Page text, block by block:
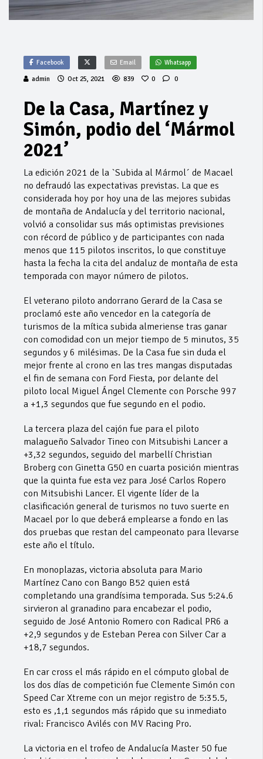
Facebook Email Whatsapp
admin Oct 25, 2021 839 0 0
De la Casa, Martínez y
Simón, podio del ‘Mármol
2021’
La edición 2021 de la `Subida al Mármol´ de Macael
no defraudó las expectativas previstas. La que es
considerada hoy por hoy una de las mejores subidas
de montaña de Andalucía y del territorio nacional,
volvió a consolidar sus más optimistas previsiones
con récord de público y de participantes con nada
menos que 115 pilotos inscritos, lo que constituye
hasta la fecha la cita del andaluz de montaña de esta
temporada con mayor número de pilotos.
El veterano piloto andorrano Gerard de la Casa se
proclamó este año vencedor en la categoría de
turismos de la mítica subida almeriense tras ganar
con comodidad con un mejor tiempo de 5 minutos, 35
segundos y 6 milésimas. De la Casa fue sin duda el
mejor frente al crono en las tres mangas disputadas
el fin de semana con Ford Fiesta, por delante del
piloto local Miguel Ángel Clemente con Porsche 997
a +1,3 segundos que fue segundo en el podio.
La tercera plaza del cajón fue para el piloto
malagueño Salvador Tineo con Mitsubishi Lancer a
+3,32 segundos, seguido del marbellí Christian
Broberg con Ginetta G50 en cuarta posición mientras
que la quinta fue esta vez para José Carlos Ropero
con Mitsubishi Lancer. El vigente líder de la
clasificación general de turismos no tuvo suerte en
Macael por lo que deberá emplearse a fondo en las
dos pruebas que restan del campeonato para llevarse
este año el título.
En monoplazas, victoria absoluta para Mario
Martínez Cano con Bango B52 quien está
completando una grandísima temporada. Sus 5:24.6
sirvieron al granadino para encabezar el podio,
seguido de José Antonio Romero con Radical PR6 a
+2,9 segundos y de Esteban Perea con Silver Car a
+18,7 segundos.
En car cross el más rápido en el cómputo global de
los dos días de competición fue Clemente Simón con
Speed Car Xtreme con un mejor registro de 5:35.5,
esto es ,1,1 segundos más rápido que su inmediato
rival: Francisco Avilés con MV Racing Pro.
La victoria en el trofeo de Andalucía Master 50 fue